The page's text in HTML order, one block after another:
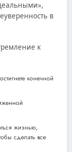
в
к
конечной
жизнью,
сделать все